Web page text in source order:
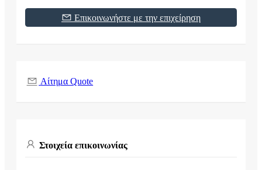
Επικοινωνήστε με την επιχείρηση
Αίτημα Quote
Στοιχεία επικοινωνίας